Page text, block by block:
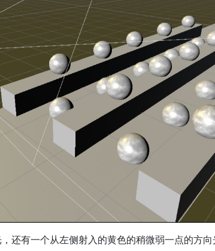
还有一个从左侧射入的黄色的稍微弱一点的方